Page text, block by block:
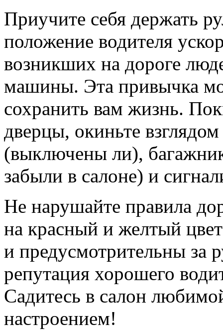
Приучите себя держать
положение водителя
возникших на дороге
машины. Эта привычка
сохранить вам жизнь.
дверцы, окиньте
(выключены ли),
забыли в салоне) и
Не нарушайте правила
на красный и желтый
и предусмотрительны за
репутация хорошего
Садитесь в салон
настроением!